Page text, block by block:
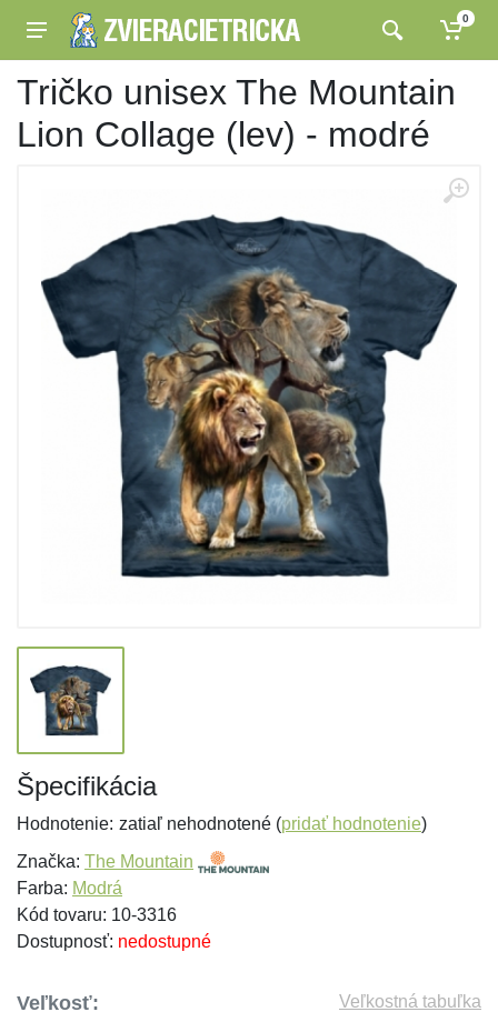
0
Tričko unisex The Mountain
Lion Collage (lev) - modré
Špecifikácia
Hodnotenie: zatiaľ nehodnotené (pridať hodnotenie)
Značka: The Mountain
Farba: Modrá
Kód tovaru: 10-3316
Dostupnosť: nedostupné
Veľkosť: Veľkostná tabuľka